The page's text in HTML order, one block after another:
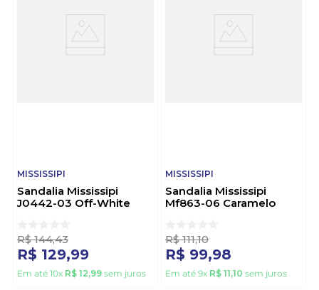
MISSISSIPI
Sandalia Mississipi
J0442-03 Off-White
R$ 144,43
R$ 129,99
Em até 10x R$ 12,99 sem juros
MISSISSIPI
Sandalia Mississipi
Mf863-06 Caramelo
R$ 111,10
R$ 99,98
Em até 9x R$ 11,10 sem juros